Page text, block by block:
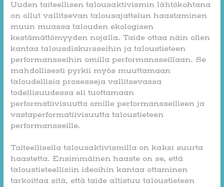
Uuden taiteellisen talousaktivismin lähtökohtana
on ollut vallitsevan talousajattelun haastaminen
muun muassa talouden ekologisen
kestämättömyyden nojalla. Taide ottaa näin ollen
kantaa talousdiskursseihin ja taloustieteen
performansseihin omilla performansseillaan. Se
mahdollisesti pyrkii myös muuttamaan
taloudellisia prosesseja vallitsevassa
todellisuudessa eli tuottamaan
performatiivisuutta omille performansseilleen ja
vastaperformatiivisuutta taloustieteen
performansseille.
Taiteellisella talousaktivismilla on kaksi suurta
haastetta. Ensimmäinen haaste on se, että
taloustieteellisiin ideoihin kantaa ottaminen
tarkoittaa sitä, että taide altistuu taloustieteen